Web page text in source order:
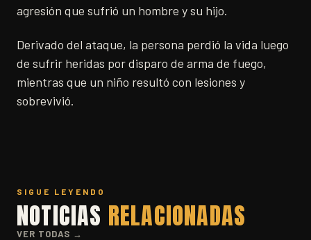
agresión que sufrió un hombre y su hijo.
Derivado del ataque, la persona perdió la vida luego
de sufrir heridas por disparo de arma de fuego,
mientras que un niño resultó con lesiones y
sobrevivió.
SIGUE LEYENDO
NOTICIAS RELACIONADAS
VER TODAS →